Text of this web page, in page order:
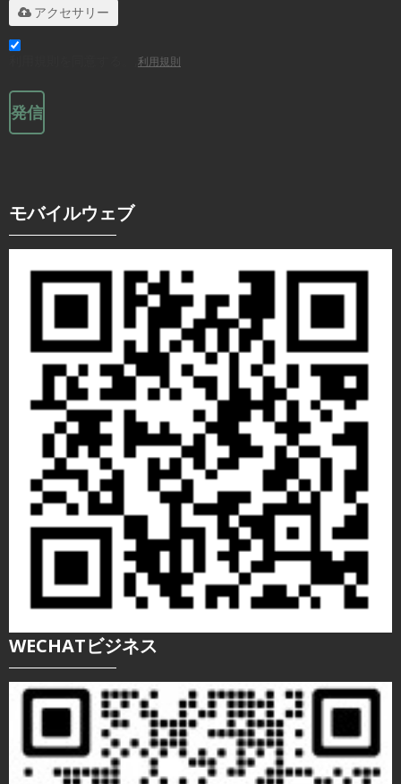
アクセサリー
利用規則
発信
モバイルウェブ
WECHATビジネス